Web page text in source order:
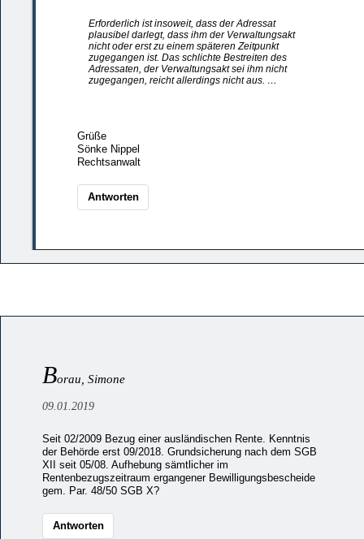
Erforderlich ist insoweit, dass der Adressat
plausibel darlegt, dass ihm der Verwaltungsakt
nicht oder erst zu einem späteren Zeitpunkt
zugegangen ist. Das schlichte Bestreiten des
Adressaten, der Verwaltungsakt sei ihm nicht
zugegangen, reicht allerdings nicht aus. …
Grüße
Sönke Nippel
Rechtsanwalt
Antworten
Borau, Simone
09.01.2019
Seit 02/2009 Bezug einer ausländischen Rente. Kenntnis
der Behörde erst 09/2018. Grundsicherung nach dem SGB
XII seit 05/08. Aufhebung sämtlicher im
Rentenbezugszeitraum ergangener Bewilligungsbescheide
gem. Par. 48/50 SGB X?
Antworten